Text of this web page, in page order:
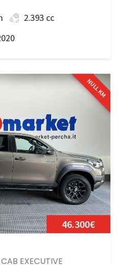
2.393 cc
NULL KM
46.300€
EXECUTIVE